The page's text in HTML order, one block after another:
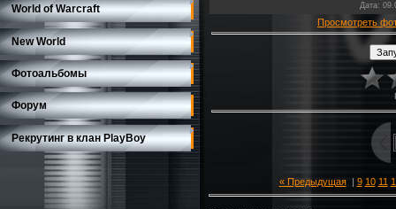
World of Warcraft
New World
Фотоальбомы
Форум
Рекрутинг в клан PlayBoy
Дата:
Просмотреть
« Предыдущая| 9 10 11